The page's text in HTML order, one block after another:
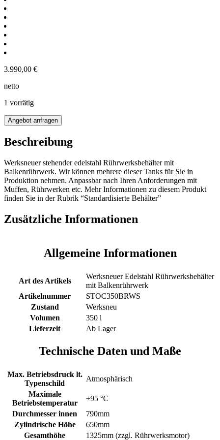
3.990,00 €
netto
1 vorrätig
350L
Edelstahl
Rührwerksbehälter
mit
Menge
Angebot anfragen
Beschreibung
Werksneuer stehender edelstahl Rührwerksbehälter mit
Balkenrührwerk. Wir können mehrere dieser Tanks für Sie in
Produktion nehmen. Anpassbar nach Ihren Anforderungen mit
Muffen, Rührwerken etc. Mehr Informationen zu diesem Produkt
finden Sie in der Rubrik “Standardisierte Behälter”
Zusätzliche Informationen
Allgemeine Informationen
Art des Artikels
Werksneuer Edelstahl Rührwerksbehälter
mit Balkenrührwerk
Artikelnummer
STOC350BRWS
Zustand
Werksneu
Volumen
350 l
Lieferzeit
Ab Lager
Technische Daten und Maße
Max. Betriebsdruck lt.
Typenschild
Atmosphärisch
Maximale
Betriebstemperatur
+95 °C
Durchmesser innen
790mm
Zylindrische Höhe
650mm
Gesamthöhe
1325mm (zzgl. Rührwerksmotor)